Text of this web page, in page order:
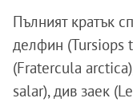
Пълният кратък
делфин (Tursiops
(Fratercula
salar), див заек